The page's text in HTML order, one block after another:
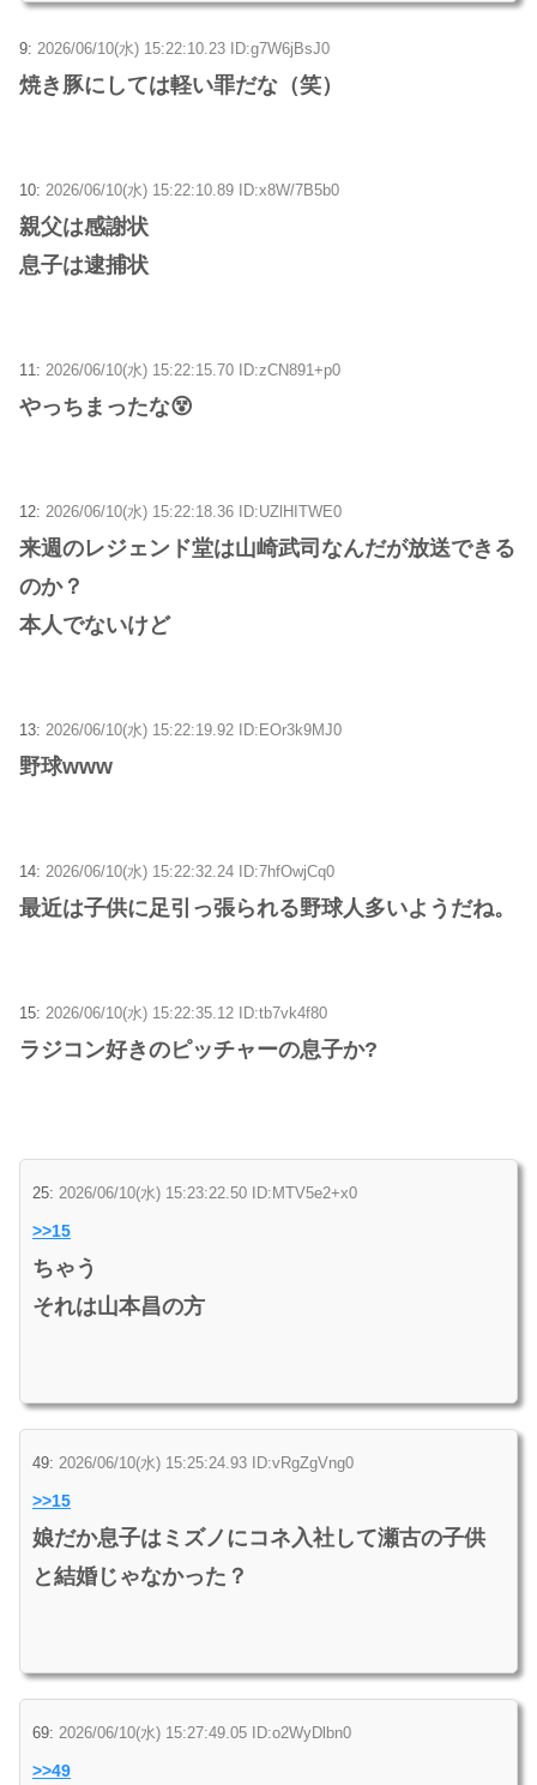
9: 2026/06/10(水) 15:22:10.23 ID:g7W6jBsJ0
焼き豚にしては軽い罪だな（笑）
10: 2026/06/10(水) 15:22:10.89 ID:x8W/7B5b0
親父は感謝状
息子は逮捕状
11: 2026/06/10(水) 15:22:15.70 ID:zCN891+p0
やっちまったな😵
12: 2026/06/10(水) 15:22:18.36 ID:UZlHITWE0
来週のレジェンド堂は山崎武司なんだが放送できる
のか？
本人でないけど
13: 2026/06/10(水) 15:22:19.92 ID:EOr3k9MJ0
野球www
14: 2026/06/10(水) 15:22:32.24 ID:7hfOwjCq0
最近は子供に足引っ張られる野球人多いようだね。
15: 2026/06/10(水) 15:22:35.12 ID:tb7vk4f80
ラジコン好きのピッチャーの息子か?
25: 2026/06/10(水) 15:23:22.50 ID:MTV5e2+x0
>>15
ちゃう
それは山本昌の方
49: 2026/06/10(水) 15:25:24.93 ID:vRgZgVng0
>>15
娘だか息子はミズノにコネ入社して瀬古の子供
と結婚じゃなかった？
69: 2026/06/10(水) 15:27:49.05 ID:o2WyDlbn0
>>49